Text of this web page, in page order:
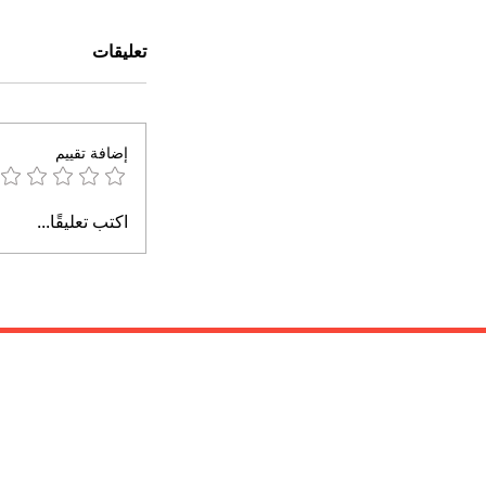
تعليقات
إضافة تقييم
اكتب تعليقًا...